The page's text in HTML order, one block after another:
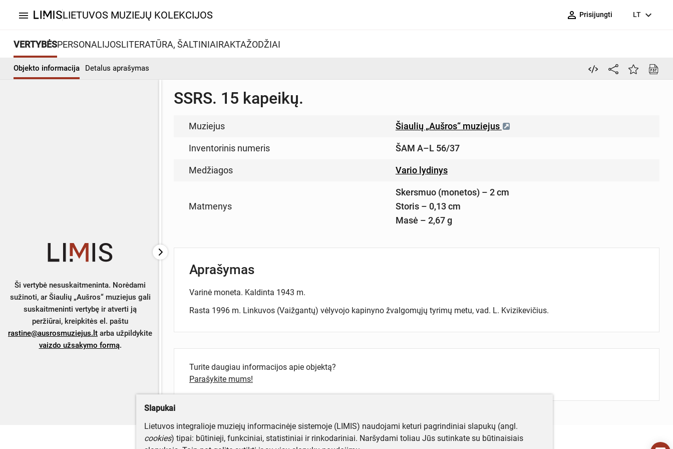
menu LIETUVOS MUZIEJŲ KOLEKCIJOS person_outline Prisijungti LT expand_more
VERTYBĖSPERSONALIJOSLITERATŪRA, ŠALTINIAIRAKTAŽODŽIAI
Objekto informacija Detalus aprašymas
Ši vertybė nesuskaitmeninta. Norėdami
sužinoti, ar Šiaulių „Aušros“ muziejus gali
suskaitmeninti vertybę ir atverti ją
peržiūrai, kreipkitės el. paštu
rastine@ausrosmuziejus.lt arba užpildykite
vaizdo užsakymo formą.
SSRS. 15 kapeikų.
Muziejus Šiaulių „Aušros“ muziejus
Inventorinis numeris ŠAM A–L 56/37
Medžiagos Vario lydinys
Matmenys
Skersmuo (monetos) – 2 cm
Storis – 0,13 cm
Masė – 2,67 g
Aprašymas
Varinė moneta. Kaldinta 1943 m.
Rasta 1996 m. Linkuvos (Vaižgantų) vėlyvojo kapinyno žvalgomųjų tyrimų metu, vad. L. Kvizikevičius.
Turite daugiau informacijos apie objektą?
Parašykite mums!
Slapukai
Lietuvos integralioje muziejų informacinėje sistemoje (LIMIS) naudojami keturi pagrindiniai slapukų (angl.
cookies) tipai: būtinieji, funkciniai, statistiniai ir rinkodariniai. Naršydami toliau Jūs sutinkate su būtinaisiais